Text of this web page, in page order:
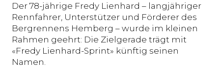
Der 78-jährige Fredy Lienhard – langjähriger
Rennfahrer, Unterstützer und Förderer des
Bergrennens Hemberg – wurde im kleinen
Rahmen geehrt: Die Zielgerade trägt mit
«Fredy Lienhard-Sprint» künftig seinen
Namen.